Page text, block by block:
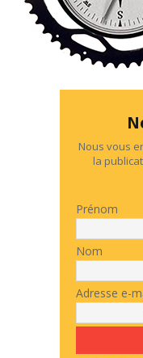
Nous vous
la
Prénom
Nom
Adresse e-